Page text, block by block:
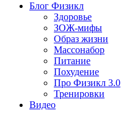
Блог Физикл
Здоровье
ЗОЖ-мифы
Образ жизни
Массонабор
Питание
Похудение
Про Физикл 3.0
Тренировки
Видео